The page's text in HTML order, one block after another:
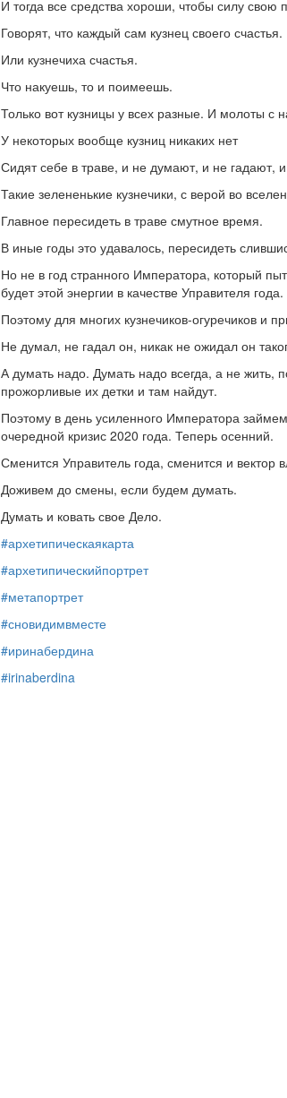
И тогда все средства хороши, чтобы силу свою
Говорят, что каждый сам кузнец своего счастья.
Или кузнечиха счастья.
Что накуешь, то и поимеешь.
Только вот кузницы у всех разные. И молоты с
У некоторых вообще кузниц никаких нет
Сидят себе в траве, и не думают, и не гадают,
Такие зелененькие кузнечики, с верой во
Главное пересидеть в траве смутное время.
В иные годы это удавалось, пересидеть
Но не в год странного Императора, который
будет этой энергии в качестве Управителя года.
Поэтому для многих кузнечиков-огуречиков и
Не думал, не гадал он, никак не ожидал он
А думать надо. Думать надо всегда, а не
прожорливые их детки и там найдут.
Поэтому в день усиленного Императора
очередной кризис 2020 года. Теперь осенний.
Сменится Управитель года, сменится и вектор
Доживем до смены, если будем думать.
Думать и ковать свое Дело.
#архетипическаякарта
#архетипическийпортрет
#метапортрет
#сновидимвместе
#иринабердина
#irinaberdina